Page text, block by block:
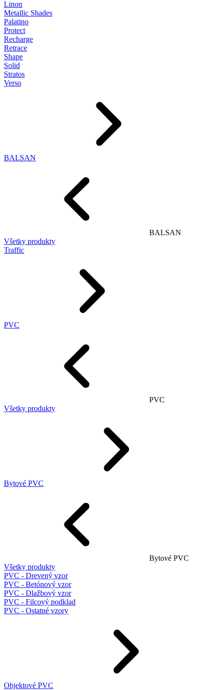
Linon
Metallic Shades
Palatino
Protect
Recharge
Retrace
Shape
Solid
Stratos
Verso
BALSAN
BALSAN
Všetky produkty
Traffic
PVC
PVC
Všetky produkty
Bytové PVC
Bytové PVC
Všetky produkty
PVC - Drevený vzor
PVC - Betónový vzor
PVC - Dlažbový vzor
PVC - Filcový podklad
PVC - Ostatné vzory
Objektové PVC